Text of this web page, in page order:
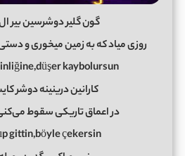
گون گلیر دوشرسین بیر ال
روزی میاد که به زمین میخوری و
kaybolursun
کارانین درینینه دوشر
در اعماق تاریکی سقوط
gittin,böyle çekersin